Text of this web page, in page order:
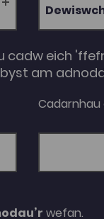
eich
am
wefan.